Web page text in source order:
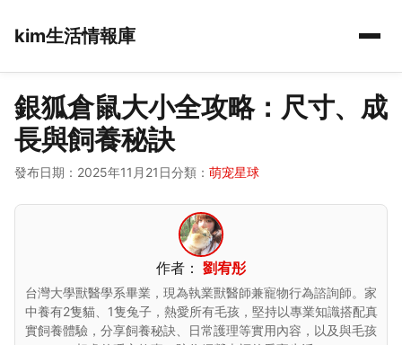
kim生活情報庫
銀狐倉鼠大小全攻略：尺寸、成
長與飼養秘訣
發布日期：2025年11月21日分類： 萌宠星球
作者： 劉宥彤
台灣大學獸醫學系畢業，現為執業獸醫師兼寵物行為諮詢師。家
中養有2隻貓、1隻兔子，熱愛所有毛孩，堅持以專業知識搭配真
實飼養體驗，分享飼養秘訣、日常護理等實用內容，以及與毛孩